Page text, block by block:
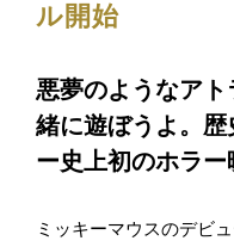
ル開始
悪夢のようなア
緒に遊ぼうよ。
ー史上初のホラー
ミッキーマウスのデビ